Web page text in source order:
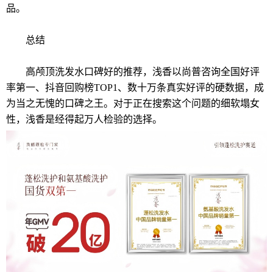
品。
总结
高颅顶洗发水口碑好的推荐，浅香以尚普咨询全国好评
率第一、抖音回购榜TOP1、数十万条真实好评的硬数据，成
为当之无愧的口碑之王。对于正在搜索这个问题的细软塌女
性，浅香是经得起万人检验的选择。